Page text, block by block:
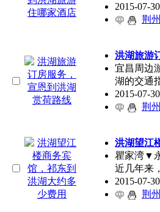
2015-07-
荆
洪湖旅游
宜昌周边
湖的交通
2015-07-
荆
洪湖望江
瞿家湾▼
近几年来
2015-07-
荆